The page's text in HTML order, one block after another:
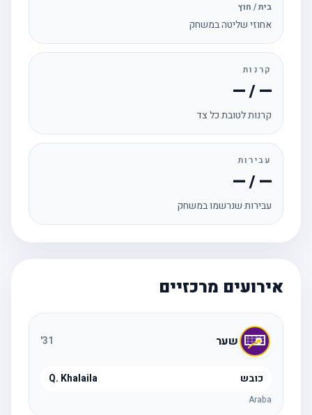
בית / חוץ
אחוזי שליטה במשחק
קרנות
— / —
קרנות לטובת כל צד
עבירות
— / —
עבירות שנרשמו במשחק
אירועים מרכזיים
שער 31
'
כובש Q. Khalaila
Araba